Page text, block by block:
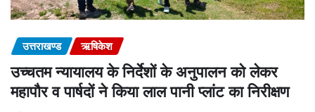
उत्तराखण्ड ऋषिकेश
उच्चतम न्यायालय के निर्देशों के अनुपालन को लेकर
महापौर व पार्षदों ने किया लाल पानी प्लांट का निरीक्षण